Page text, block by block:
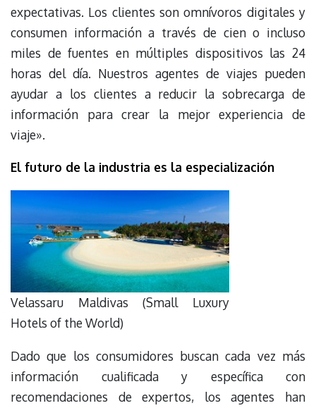
expectativas. Los clientes son omnívoros digitales y
consumen información a través de cien o incluso
miles de fuentes en múltiples dispositivos las 24
horas del día. Nuestros agentes de viajes pueden
ayudar a los clientes a reducir la sobrecarga de
información para crear la mejor experiencia de
viaje».
El futuro de la industria es la especialización
Velassaru Maldivas (Small Luxury
Hotels of the World)
Dado que los consumidores buscan cada vez más
información cualificada y específica con
recomendaciones de expertos, los agentes han